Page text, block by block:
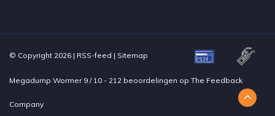
© Copyright 2026 | RSS-feed | Sitemap
Megadump Wormer 9 / 10 - 212 beoordelingen op The Feedback
Company